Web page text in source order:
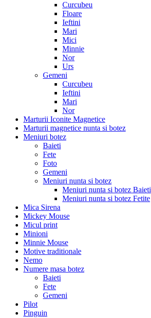
Curcubeu
Floare
Ieftini
Mari
Mici
Minnie
Nor
Urs
Gemeni
Curcubeu
Ieftini
Mari
Nor
Marturii Iconite Magnetice
Marturii magnetice nunta si botez
Meniuri botez
Baieti
Fete
Foto
Gemeni
Meniuri nunta si botez
Meniuri nunta si botez Baieti
Meniuri nunta si botez Fetite
Mica Sirena
Mickey Mouse
Micul print
Minioni
Minnie Mouse
Motive traditionale
Nemo
Numere masa botez
Baieti
Fete
Gemeni
Pilot
Pinguin